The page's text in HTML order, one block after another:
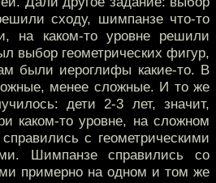
сходу, шимпанзе что-то
на каком-то уровне решили
выбор геометрических фигур,
были иероглифы какие-то. В
менее сложные. И то же
дети 2-3 лет, значит,
каком-то уровне, на сложном
с геометрическими
Шимпанзе справились со
примерно на одном и том же